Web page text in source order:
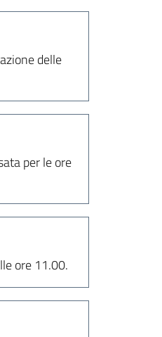
delle
per le ore
ore 11.00.